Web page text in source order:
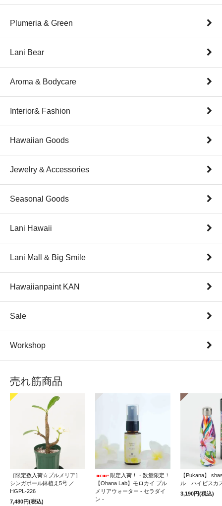
Plumeria & Green
Lani Bear
Aroma & Bodycare
Interior& Fashion
Hawaiian Goods
Jewelry & Accessories
Seasonal Goods
Lani Hawaii
Lani Mall & Big Smile
Hawaiianpaint KAN
Sale
Workshop
売れ筋商品
［限定数入荷☆プルメリア］
シンガポール鉢植え5号 ／
HGPL-226
7,480円(税込)
限定入荷！・数量限定！
【Ohana Lab】モロカイ プル
メリアウォーター - セラダイ
ン -
【Pukana】
ル ハイビスカ
3,190円(税込)